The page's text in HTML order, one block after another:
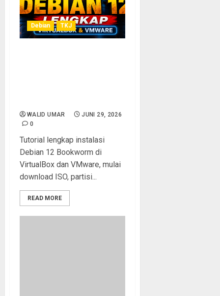
Debian TKJ
WALID UMAR
JUNI 29, 2026
0
Tutorial lengkap instalasi
Debian 12 Bookworm di
VirtualBox dan VMware, mulai
download ISO, partisi...
READ MORE